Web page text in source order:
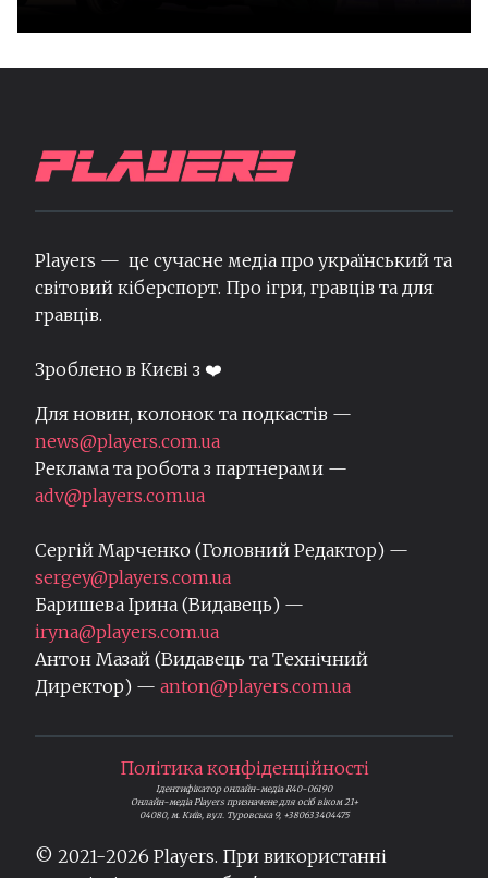
Players — це сучасне медіа про український та
світовий кіберспорт. Про ігри, гравців та для
гравців.
Зроблено в Києві з ❤️
Для новин, колонок та подкастів —
news@players.com.ua
Реклама та робота з партнерами —
adv@players.com.ua
Сергій Марченко (Головний Редактор) —
sergey@players.com.ua
Баришева Ірина (Видавець) —
iryna@players.com.ua
Антон Мазай (Видавець та Технічний
Директор) — anton@players.com.ua
Політика конфіденційності
Ідентифікатор онлайн-медіа R40-06190
Онлайн-медіа Players призначене для осіб віком 21+
04080, м. Київ, вул. Туровська 9, +380633404475
© 2021-2026 Players. При використанні